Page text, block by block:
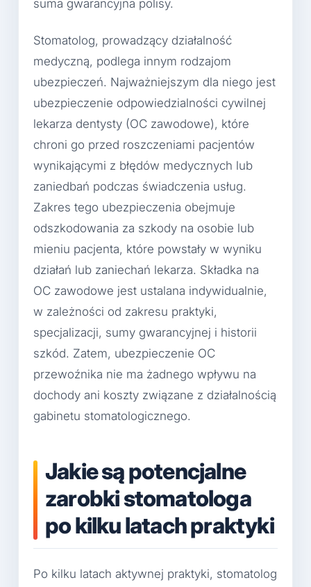
suma gwarancyjna polisy.
Stomatolog, prowadzący działalność
medyczną, podlega innym rodzajom
ubezpieczeń. Najważniejszym dla niego jest
ubezpieczenie odpowiedzialności cywilnej
lekarza dentysty (OC zawodowe), które
chroni go przed roszczeniami pacjentów
wynikającymi z błędów medycznych lub
zaniedbań podczas świadczenia usług.
Zakres tego ubezpieczenia obejmuje
odszkodowania za szkody na osobie lub
mieniu pacjenta, które powstały w wyniku
działań lub zaniechań lekarza. Składka na
OC zawodowe jest ustalana indywidualnie,
w zależności od zakresu praktyki,
specjalizacji, sumy gwarancyjnej i historii
szkód. Zatem, ubezpieczenie OC
przewoźnika nie ma żadnego wpływu na
dochody ani koszty związane z działalnością
gabinetu stomatologicznego.
Jakie są potencjalne
zarobki stomatologa
po kilku latach praktyki
Po kilku latach aktywnej praktyki, stomatolog